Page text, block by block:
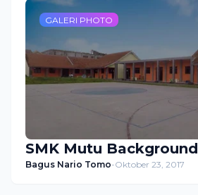
GALERI PHOTO
SMK Mutu Background
Bagus Nario Tomo-Oktober 23, 2017